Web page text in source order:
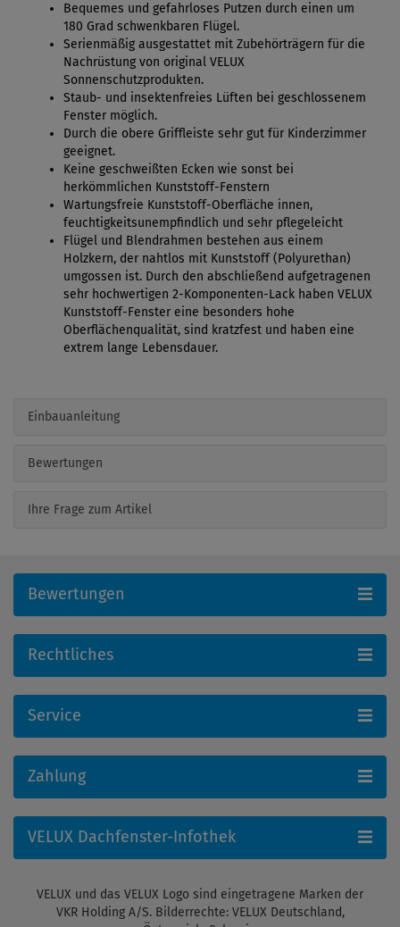
Bequemes und gefahrloses Putzen durch einen um
180 Grad schwenkbaren Flügel.
Serienmäßig ausgestattet mit Zubehörträgern für die
Nachrüstung von original VELUX
Sonnenschutzprodukten.
Staub- und insektenfreies Lüften bei geschlossenem
Fenster möglich.
Durch die obere Griffleiste sehr gut für Kinderzimmer
geeignet.
Keine geschweißten Ecken wie sonst bei
herkömmlichen Kunststoff-Fenstern
Wartungsfreie Kunststoff-Oberfläche innen,
feuchtigkeitsunempfindlich und sehr pflegeleicht
Flügel und Blendrahmen bestehen aus einem
Holzkern, der nahtlos mit Kunststoff (Polyurethan)
umgossen ist. Durch den abschließend aufgetragenen
sehr hochwertigen 2-Komponenten-Lack haben VELUX
Kunststoff-Fenster eine besonders hohe
Oberflächenqualität, sind kratzfest und haben eine
extrem lange Lebensdauer.
Einbauanleitung
Bewertungen
Ihre Frage zum Artikel
Bewertungen
Rechtliches
Service
Zahlung
VELUX Dachfenster-Infothek
VELUX und das VELUX Logo sind eingetragene Marken der
VKR Holding A/S. Bilderrechte: VELUX Deutschland,